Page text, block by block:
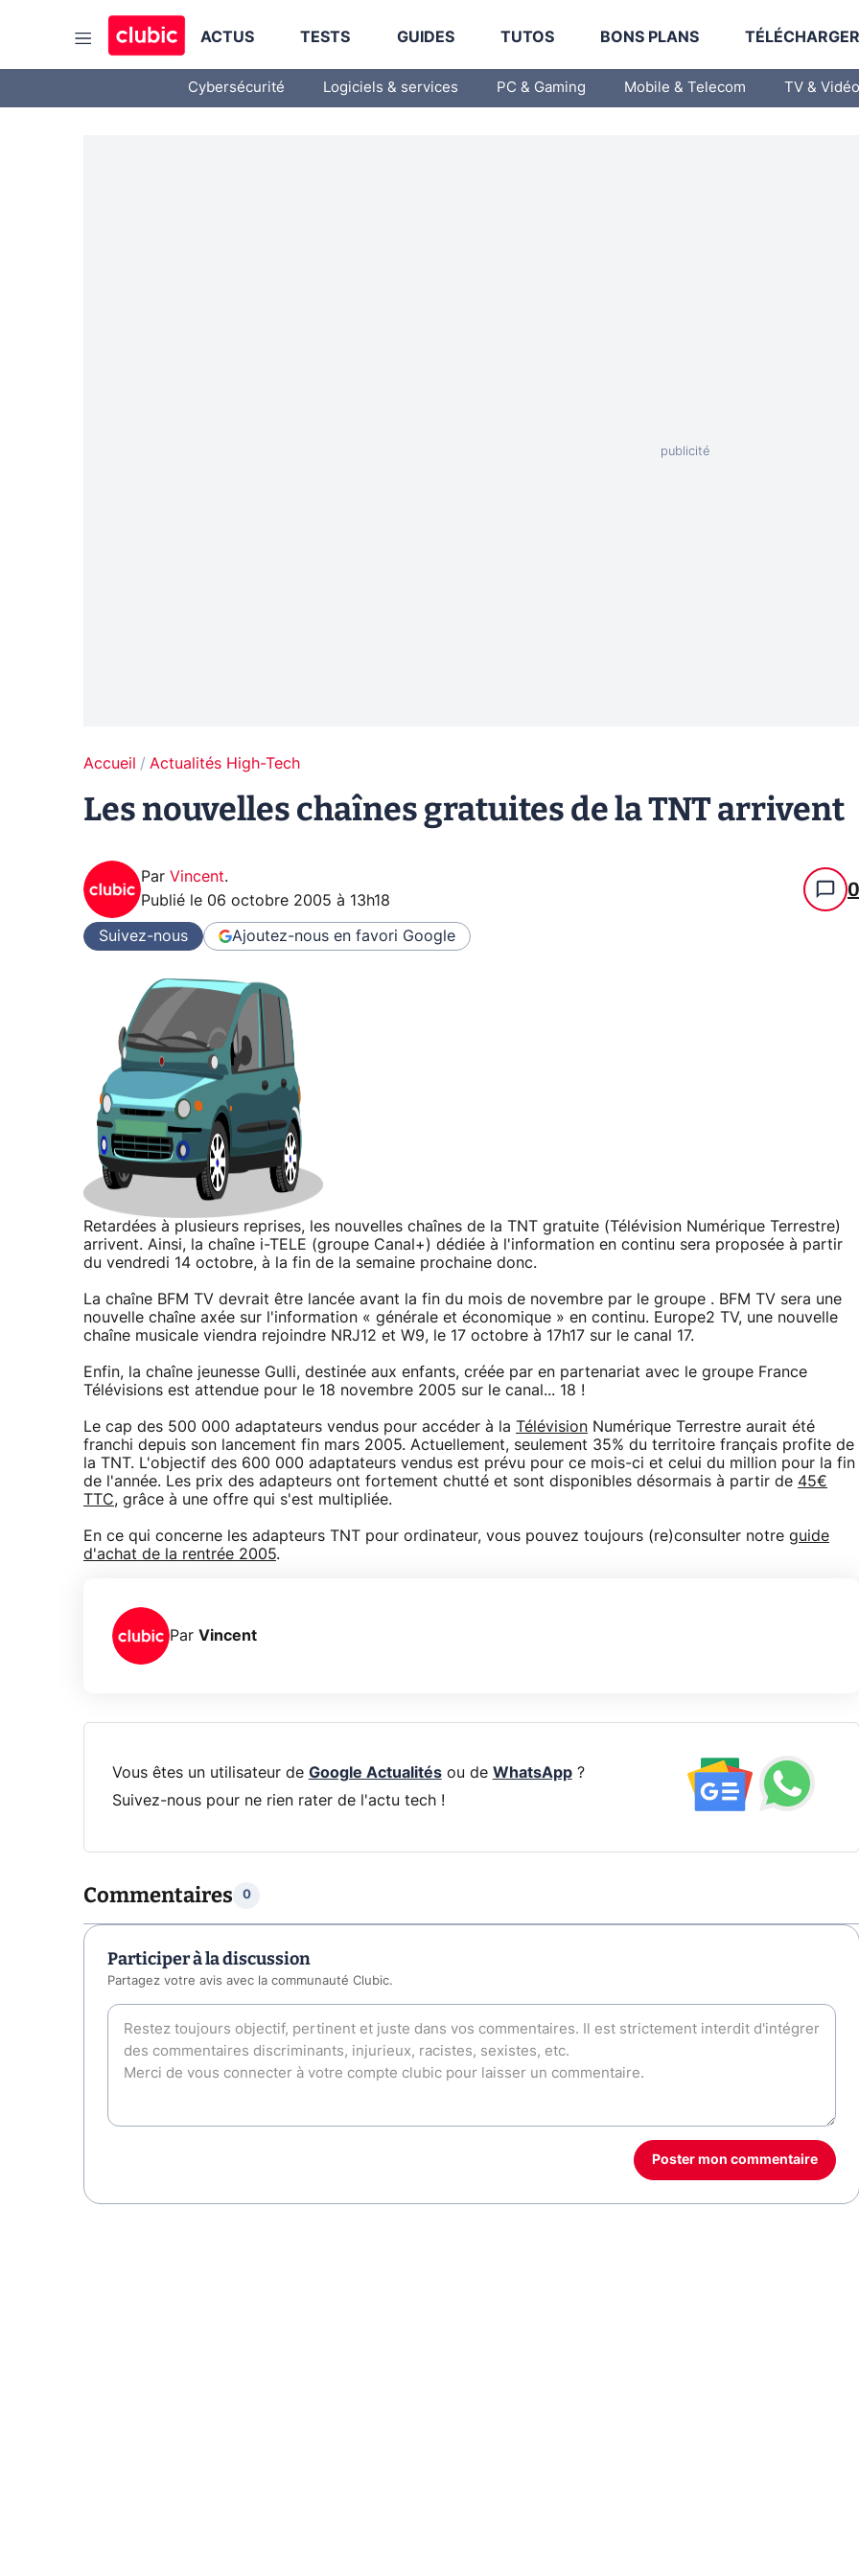
ACTUS TESTS GUIDES TUTOS BONS PLANS
Cybersécurité Logiciels & services PC & Gaming Mobile & Telecom TV & Vidéo
Accueil Actualités High-Tech
Les nouvelles chaînes gratuites de la TNT arrivent
Par Vincent.
Publié le 06 octobre 2005 à 13h18 0
Suivez-nous Ajoutez-nous en favori Google
Retardées à plusieurs reprises, les nouvelles chaînes de la TNT gratuite (Télévision Numérique Terrestre)
arrivent. Ainsi, la chaîne i-TELE (groupe Canal+) dédiée à l'information en continu sera proposée à partir
du vendredi 14 octobre, à la fin de la semaine prochaine donc.
La chaîne BFM TV devrait être lancée avant la fin du mois de novembre par le groupe . BFM TV sera une
nouvelle chaîne axée sur l'information « générale et économique » en continu. Europe2 TV, une nouvelle
chaîne musicale viendra rejoindre NRJ12 et W9, le 17 octobre à 17h17 sur le canal 17.
Enfin, la chaîne jeunesse Gulli, destinée aux enfants, créée par en partenariat avec le groupe France
Télévisions est attendue pour le 18 novembre 2005 sur le canal... 18 !
Le cap des 500 000 adaptateurs vendus pour accéder à la Télévision Numérique Terrestre aurait été
franchi depuis son lancement fin mars 2005. Actuellement, seulement 35% du territoire français profite de
la TNT. L'objectif des 600 000 adaptateurs vendus est prévu pour ce mois-ci et celui du million pour la fin
de l'année. Les prix des adapteurs ont fortement chutté et sont disponibles désormais à partir de 45€
TTC, grâce à une offre qui s'est multipliée.
En ce qui concerne les adapteurs TNT pour ordinateur, vous pouvez toujours (re)consulter notre guide
d'achat de la rentrée 2005.
Par Vincent
Vous êtes un utilisateur de Google Actualitésou de WhatsApp?
Suivez-nous pour ne rien rater de l'actu tech !
Commentaires 0
Participer à la discussion
Partagez votre avis avec la communauté Clubic.
Poster mon commentaire